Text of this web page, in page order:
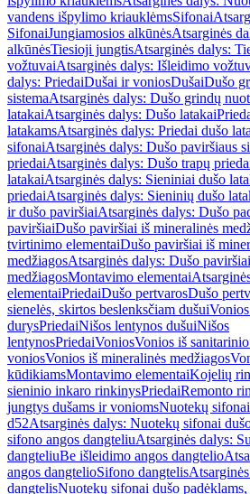
vandens išpylimo kriauklėmsSifonai
SifonaiJungiamosios alkūnėsAtsarginės
alkūnėsTiesioji jungtisAtsarginės dalys:
vožtuvaiAtsarginės dalys: Išleidimo
dalys: PriedaiDušai ir voniosDušaiDušo
sistemaAtsarginės dalys: Dušo grindų
latakaiAtsarginės dalys: Dušo latakai
latakamsAtsarginės dalys: Priedai dušo
sifonaiAtsarginės dalys: Dušo paviršiaus
priedaiAtsarginės dalys: Dušo trapų
latakaiAtsarginės dalys: Sieniniai dušo
priedaiAtsarginės dalys: Sieninių dušo
ir dušo paviršiaiAtsarginės dalys: Dušo
paviršiaiDušo paviršiai iš mineralinės
tvirtinimo elementaiDušo paviršiai iš
medžiagosAtsarginės dalys: Dušo
medžiagosMontavimo elementai
elementaiPriedaiDušo pertvarosDušo
sienelės, skirtos beslenksčiam dušui
durysPriedaiNišos lentynos dušuiNišos
lentynosPriedaiVoniosVonios iš
voniosVonios iš mineralinės medžiagos
kūdikiamsMontavimo elementaiKojelių
sieninio inkaro rinkinysPriedaiRemonto
jungtys dušams ir voniomsNuotekų
d52Atsarginės dalys: Nuotekų sifonai
sifono angos dangteliuAtsarginės dalys:
dangteliuBe išleidimo angos dangtelio
angos dangtelioSifono dangtelis
dangtelisNuotekų sifonai dušo padėklams,